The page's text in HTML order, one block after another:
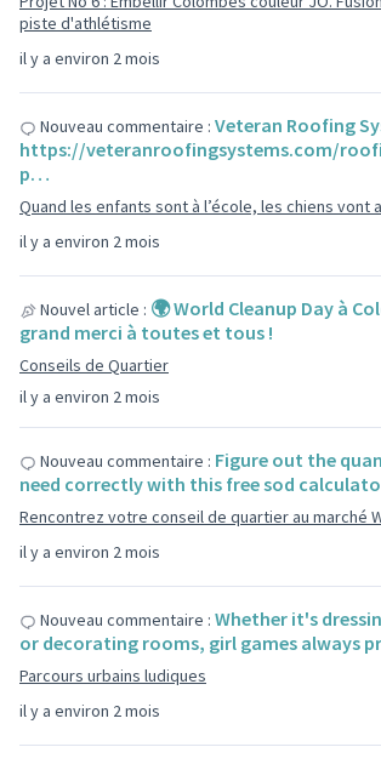
il y a environ 2 mois
piste d'athlétisme
il y a environ 2 mois
Nouveau commentaire : Veteran Roofing
https://veteranroofingsystems.com/
p…
Quand les enfants sont à l’école, les chiens vont
il y a environ 2 mois
Nouvel article : 🌍 World Cleanup Day à
grand merci à toutes et tous !
Conseils de Quartier
il y a environ 2 mois
Nouveau commentaire : Figure out the
need correctly with this free sod
Rencontrez votre conseil de quartier au marché
il y a environ 2 mois
Nouveau commentaire : Whether it's
or decorating rooms, girl games always
Parcours urbains ludiques